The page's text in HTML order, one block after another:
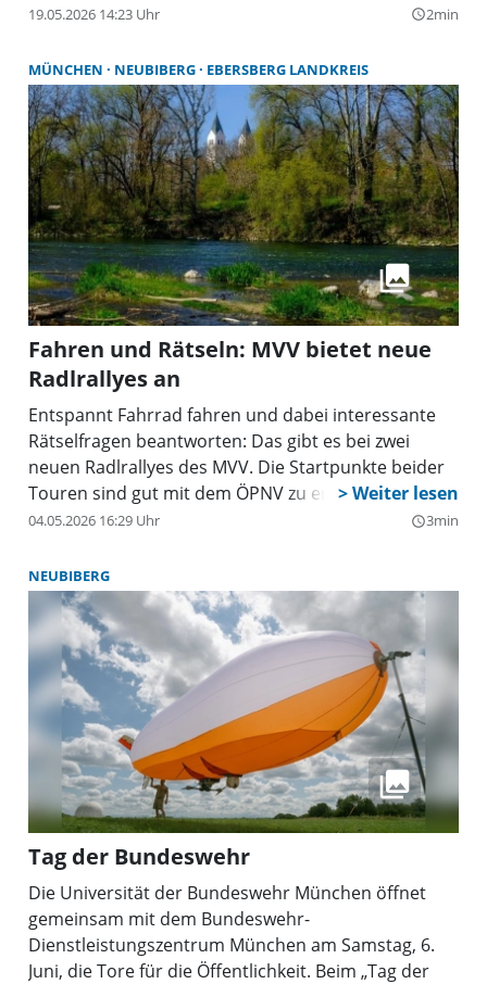
19.05.2026 14:23 Uhr query_builder2min
MÜNCHEN NEUBIBERG EBERSBERG LANDKREIS
Fahren und Rätseln: MVV bietet neue
Radlrallyes an
Entspannt Fahrrad fahren und dabei interessante
Rätselfragen beantworten: Das gibt es bei zwei
neuen Radlrallyes des MVV. Die Startpunkte beider
Touren sind gut mit dem ÖPNV zu erreichen.
04.05.2026 16:29 Uhr query_builder3min
NEUBIBERG
Tag der Bundeswehr
Die Universität der Bundeswehr München öffnet
gemeinsam mit dem Bundeswehr-
Dienstleistungszentrum München am Samstag, 6.
Juni, die Tore für die Öffentlichkeit. Beim „Tag der